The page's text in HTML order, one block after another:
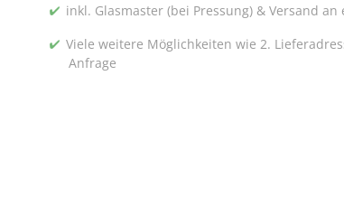
inkl. Glasmaster (bei Pressung) & Versand an
Viele weitere Möglichkeiten wie 2.
Anfrage